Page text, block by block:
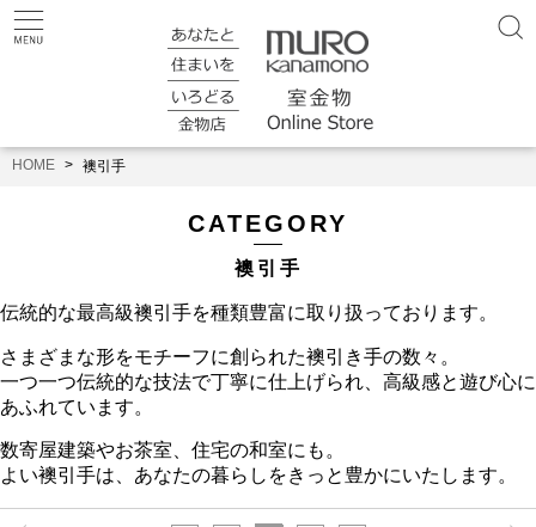
HOME 襖引手
CATEGORY
襖引手
伝統的な最高級襖引手を種類豊富に取り扱っております。
さまざまな形をモチーフに創られた襖引き手の数々。
一つ一つ伝統的な技法で丁寧に仕上げられ、高級感と遊び心に
あふれています。
数寄屋建築やお茶室、住宅の和室にも。
よい襖引手は、あなたの暮らしをきっと豊かにいたします。